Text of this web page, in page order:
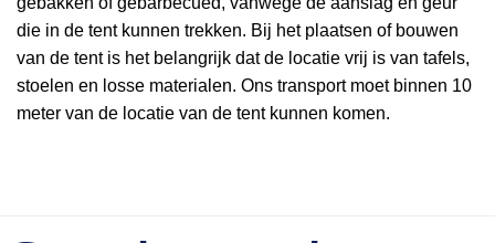
die in de tent kunnen trekken. Bij het plaatsen of bouwen
van de tent is het belangrijk dat de locatie vrij is van tafels,
stoelen en losse materialen. Ons transport moet binnen 10
meter van de locatie van de tent kunnen komen.